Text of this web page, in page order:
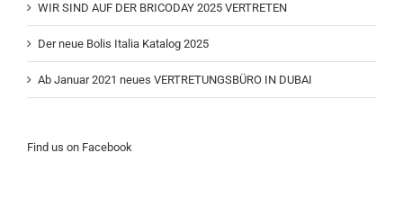
WIR SIND AUF DER BRICODAY 2025 VERTRETEN
Der neue Bolis Italia Katalog 2025
Ab Januar 2021 neues VERTRETUNGSBÜRO IN DUBAI
Find us on Facebook